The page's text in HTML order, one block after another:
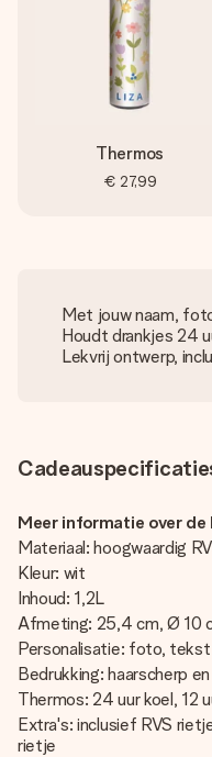
Thermos
€ 27,99
Met jouw naam,
Houdt drankjes 24
Lekvrij ontwerp,
Meer informatie over
Materiaal: hoogwaardig
Kleur: wit
Inhoud: 1,2L
Afmeting: 25,4 cm, Ø 10
Personalisatie: foto,
Bedrukking: haarscherp
Thermos: 24 uur koel, 12
Extra's: inclusief RVS
rietje